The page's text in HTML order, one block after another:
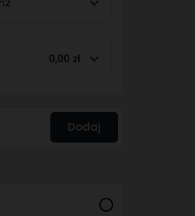
0,00 zł
Dodaj